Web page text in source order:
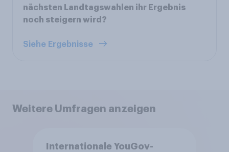
nächsten Landtagswahlen ihr Ergebnis
noch steigern wird?
Siehe Ergebnisse
Weitere Umfragen anzeigen
Internationale YouGov-